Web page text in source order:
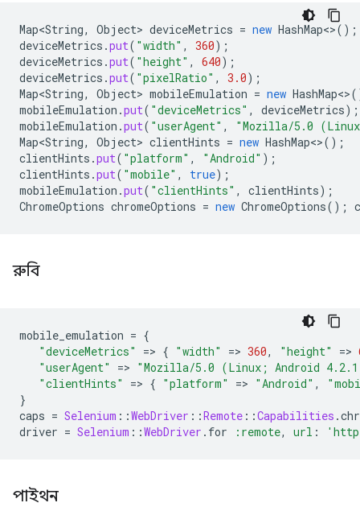
Map<String, Object> deviceMetrics = new HashMap<>();
deviceMetrics .put( "width" , 360);
deviceMetrics .put( "height" , 640);
deviceMetrics .put( "pixelRatio" , 3.0);
Map<String, Object> mobileEmulation = new HashMap<>
mobileEmulation .put( "deviceMetrics" , deviceMetrics);
mobileEmulation .put( "userAgent" ,
"Mozilla/5.0 (Linux;
Map<String, Object> clientHints = new HashMap<>();
clientHints .put( "platform" , "Android" );
clientHints .put( "mobile" , true);
mobileEmulation .put( "clientHints" , clientHints);
ChromeOptions chromeOptions = new ChromeOptions();
রুবি
mobile_emulation = {
"deviceMetrics"
=> { "width" => 360, "height" =>
"userAgent"
=> "Mozilla/5.0 (Linux; Android 4.2.1;
"clientHints"
=> { "platform" => "Android" ,
}
caps = Selenium ::WebDriver ::Remote ::Capabilities .
driver = Selenium ::WebDriver . for :remote, url :
পাইথন